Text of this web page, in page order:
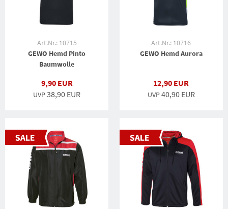
Art.Nr.: 10715
GEWO Hemd Pinto
Baumwolle
9,90 EUR
UVP38,90 EUR
Art.Nr.: 10716
GEWO Hemd Aurora
12,90 EUR
UVP40,90 EUR